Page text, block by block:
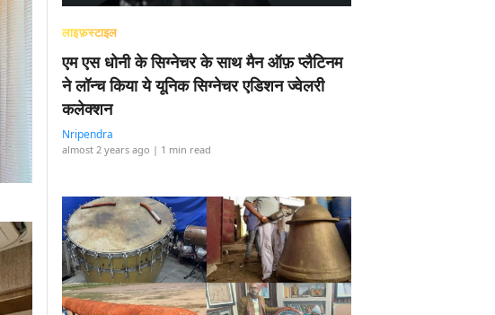
लाइफ़स्टाइल
एम एस धोनी के सिग्नेचर के साथ मैन ऑफ़ प्लैटिनम
ने लॉन्च किया ये यूनिक सिग्नेचर एडिशन ज्वेलरी
कलेक्शन
Nripendra
almost 2 years ago | 1 min read